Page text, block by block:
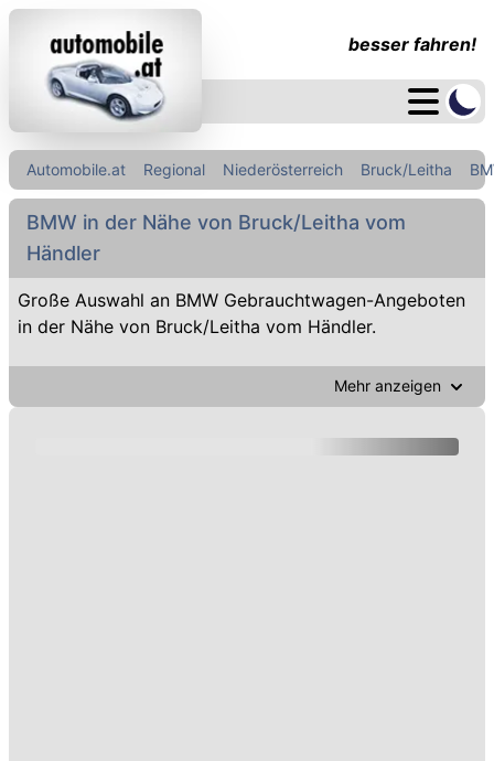
besser fahren!
Automobile.at Regional Niederösterreich Bruck/Leitha
BMW in der Nähe von Bruck/Leitha vom
Händler
Große Auswahl an BMW Gebrauchtwagen-Angeboten
in der Nähe von Bruck/Leitha vom Händler.
Mehr anzeigen